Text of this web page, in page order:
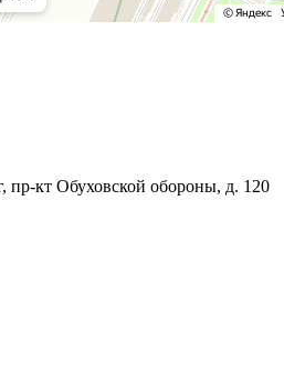
пр-кт Обуховской обороны, д. 120